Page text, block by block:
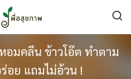
อมคลีน ข้าวโอ๊ต ทำตาม
อย แถมไม่อ้วน !